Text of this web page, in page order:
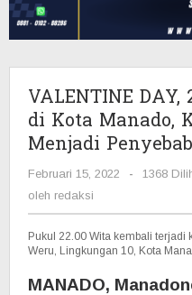
VALENTINE
di Kota Manado,
Menjadi Penyebab
Februari 15, 2022
oleh
-
1368
oleh redaksi
Pukul 22.00 Wita kembali
Weru, Lingkungan 10, Kota
MANADO,